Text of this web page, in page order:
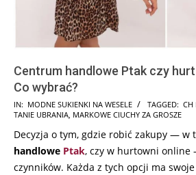
Centrum handlowe Ptak czy
Co wybrać?
2024-
09-
15
IN: MODNE SUKIENKI NA WESELE TAGGED: CH
TANIE UBRANIA, MARKOWE CIUCHY ZA GROSZE
Decyzja o tym, gdzie robić zakupy — w
handlowe Ptak, czy w hurtowni online
czynników. Każda z tych opcji ma